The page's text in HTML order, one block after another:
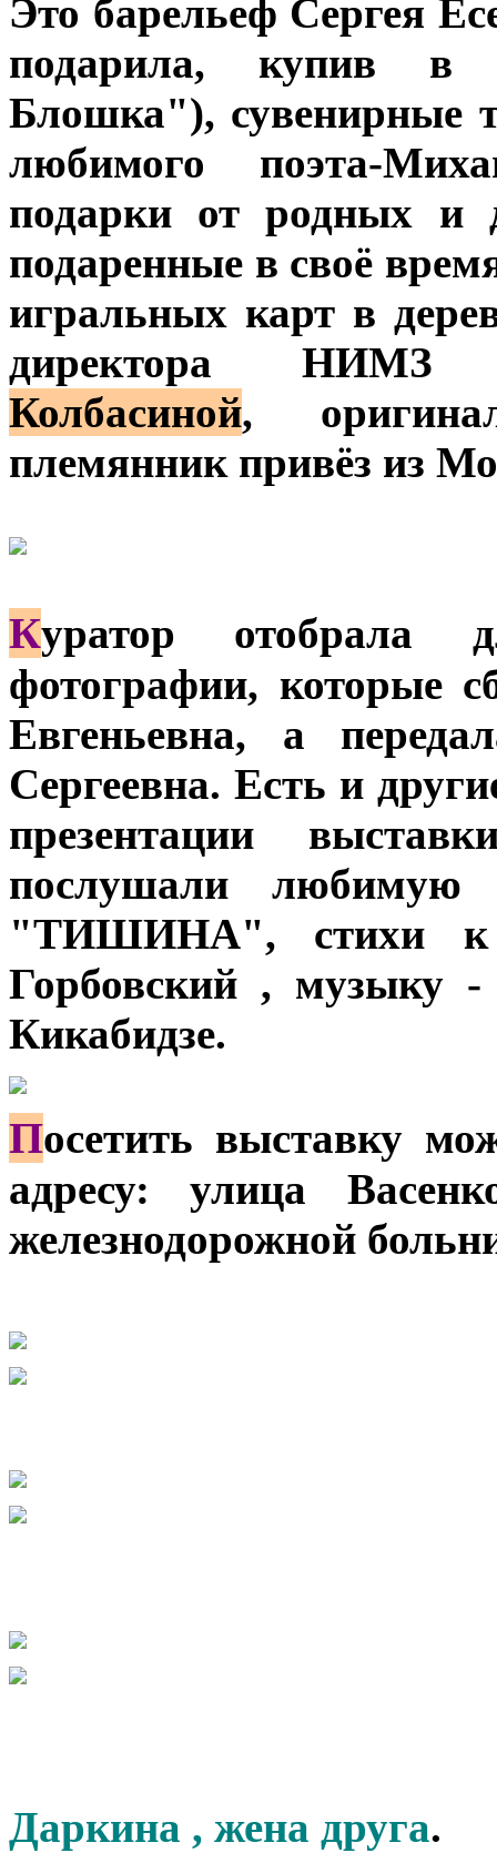
Это барельеф Сергея
подарила, купив в
Блошка"), сувенирные
любимого поэта-
подарки от родных и
подаренные в своё
игральных карт в
директора
Колбасиной,
племянник привёз из
Куратор отобрала
фотографии, которые
Евгеньевна, а
Сергеевна. Есть и
презентации
послушали любимую
"ТИШИНА", стихи к
Горбовский , музыку
Кикабидзе.
Посетить выставку
адресу: улица
железнодорожной
Даркина , жена друга.